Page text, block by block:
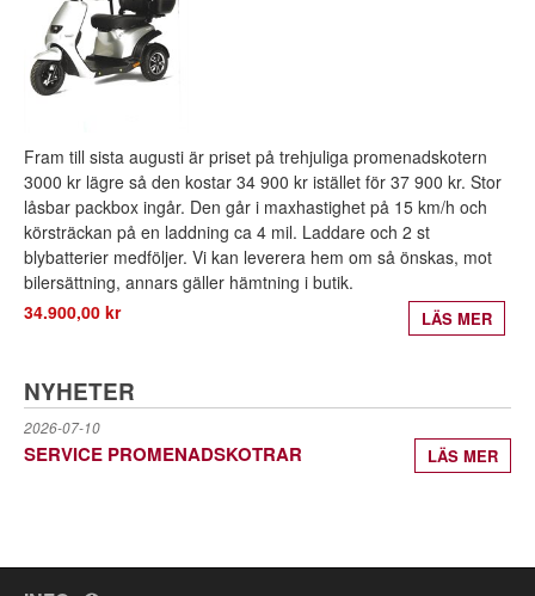
Fram till sista augusti är priset på trehjuliga promenadskotern
3000 kr lägre så den kostar 34 900 kr istället för 37 900 kr. Stor
låsbar packbox ingår. Den går i maxhastighet på 15 km/h och
körsträckan på en laddning ca 4 mil. Laddare och 2 st
blybatterier medföljer. Vi kan leverera hem om så önskas, mot
bilersättning, annars gäller hämtning i butik.
34.900,00 kr
LÄS MER
NYHETER
2026-07-10
SERVICE PROMENADSKOTRAR LÄS MER